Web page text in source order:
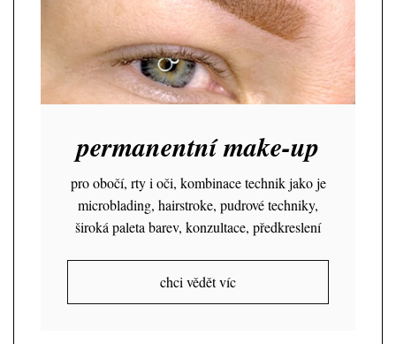
permanentní make-up
pro obočí, rty i oči, kombinace technik jako je
microblading, hairstroke, pudrové techniky,
široká paleta barev, konzultace, předkreslení
chci vědět víc